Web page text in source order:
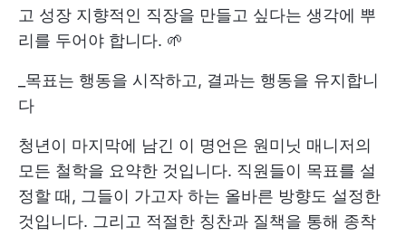
고 성장 지향적인 직장을 만들고 싶다는 생각에 뿌
리를 두어야 합니다. 🌱
_목표는 행동을 시작하고, 결과는 행동을 유지합니
다
청년이 마지막에 남긴 이 명언은 원미닛 매니저의
모든 철학을 요약한 것입니다. 직원들이 목표를 설
정할 때, 그들이 가고자 하는 올바른 방향도 설정한
것입니다. 그리고 적절한 칭찬과 질책을 통해 종착